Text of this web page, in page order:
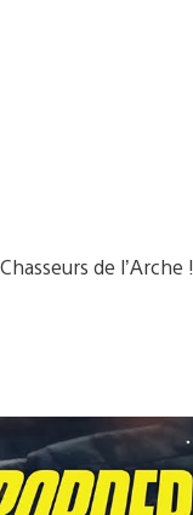
de l’Arche !